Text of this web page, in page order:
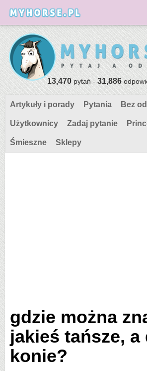
13,470pytań -31,886
Artykuły i porady Pytania Bez
Użytkownicy Zadaj pytanie
Śmieszne Sklepy
gdzie można
jakieś tańsze, a
konie?